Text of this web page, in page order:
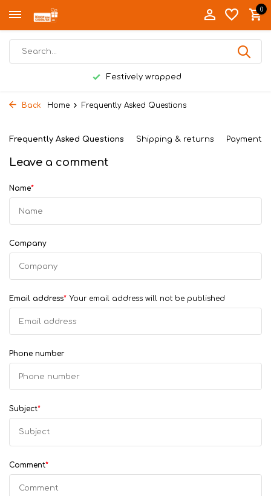
0
Festively wrapped
Back Home Frequently Asked Questions
Frequently Asked Questions Shipping & returns Payment
Leave a comment
Name*
Company
Email address* Your email address will not be published
Phone number
Subject*
Comment*